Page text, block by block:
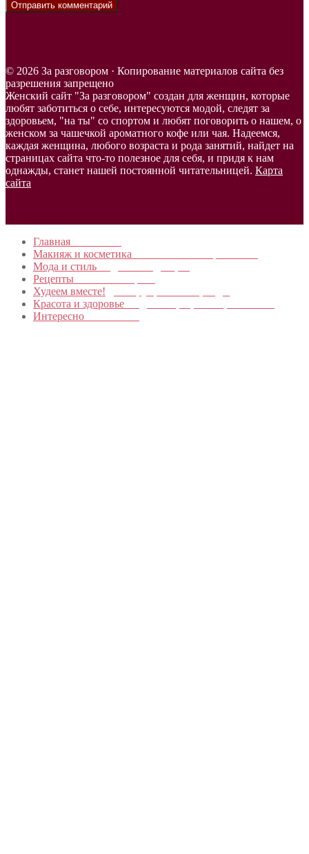
© 2026 За разговором · Копирование материалов сайта без
разрешения запрещено
Женский сайт "За разговором" создан для женщин, которые
любят заботиться о себе, интересуются модой, следят за
здоровьем, "на ты" со спортом и любят поговорить о нашем, о
женском за чашечкой ароматного кофе или чая. Надеемся,
каждая женщина, любого возраста и рода занятий, найдет на
страницах сайта что-то полезное для себя, и придя к нам
однажды, станет нашей постоянной читательницей. Карта
сайта
Главная
Макияж и косметика
Мода и стиль
Рецепты
Худеем вместе!
Красота и здоровье
Интересно